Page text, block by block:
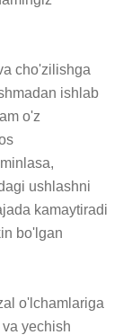
cho'zilishga
ishlab
o'z
ushlashni
kamaytiradi
bo'lgan
o'lchamlariga
yechish